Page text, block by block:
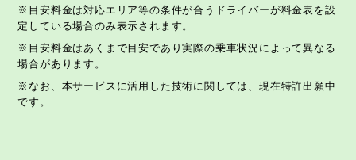
※目安料金は対応エリア等の条件が合うドライバーが料金表を設
定している場合のみ表示されます。
※目安料金はあくまで目安であり実際の乗車状況によって異なる
場合があります。
※なお、本サービスに活用した技術に関しては、現在特許出願中
です。